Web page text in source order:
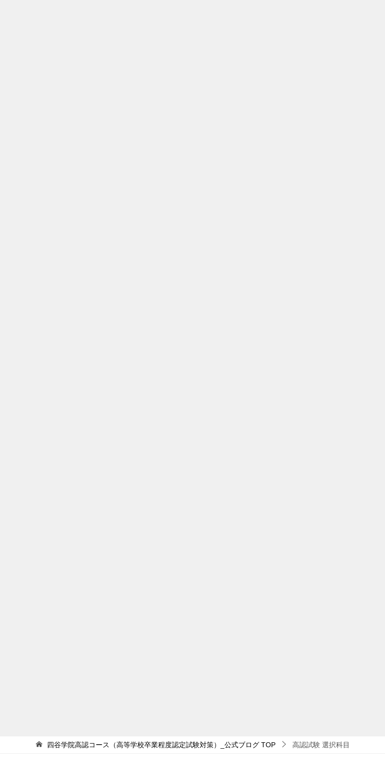
四谷学院高認コース（高等学校卒業程度認定試験対策）_公式ブログ TOP 高認試験 選択科目